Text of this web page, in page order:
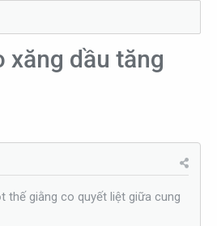
xăng dầu tăng
thế giằng co quyết liệt giữa cung